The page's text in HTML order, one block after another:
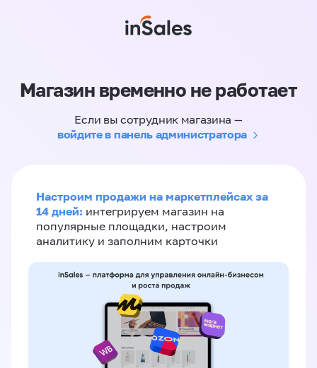
Магазин временно не работает
Если вы сотрудник магазина —
войдите в панель администратора
Настроим продажи на маркетплейсах за
14 дней: интегрируем магазин на
популярные площадки, настроим
аналитику и заполним карточки